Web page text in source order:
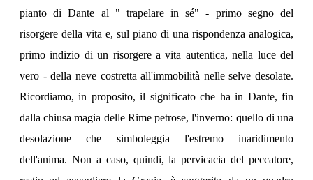
pianto di Dante al " trapelare in sé" - primo segno del
risorgere della vita e, sul piano di una rispondenza analogica,
primo indizio di un risorgere a vita autentica, nella luce del
vero - della neve costretta all'immobilità nelle selve desolate.
Ricordiamo, in proposito, il significato che ha in Dante, fin
dalla chiusa magia delle Rime petrose, l'inverno: quello di una
desolazione che simboleggia l'estremo inaridimento
dell'anima. Non a caso, quindi, la pervicacia del peccatore,